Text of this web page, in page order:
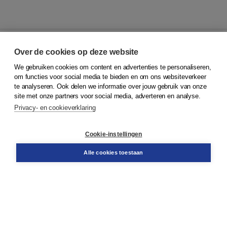
© 2026Koninklijke Boom uitgevers
Klantenservice
Service & informatie
Contact
Over de cookies op deze website
We gebruiken cookies om content en advertenties te personaliseren,
om functies voor social media te bieden en om ons websiteverkeer
te analyseren. Ook delen we informatie over jouw gebruik van onze
site met onze partners voor social media, adverteren en analyse.
Privacy- en cookieverklaring
Cookie-instellingen
Alle cookies toestaan